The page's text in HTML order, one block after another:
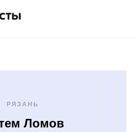
Ломов
РЯЗАНЬ